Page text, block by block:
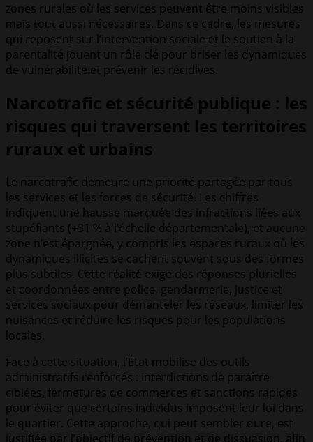
zones rurales où les services peuvent être moins visibles
mais tout aussi nécessaires. Dans ce cadre, les mesures
qui reposent sur l’intervention sociale et le soutien à la
parentalité jouent un rôle clé pour briser les dynamiques
de vulnérabilité et prévenir les récidives.
Narcotrafic et sécurité publique : les
risques qui traversent les territoires
ruraux et urbains
Le narcotrafic demeure une priorité partagée par tous
les services et les forces de sécurité. Les chiffres
indiquent une hausse marquée des infractions liées aux
stupéfiants (+31 % à l’échelle départementale), et aucune
zone n’est épargnée, y compris les espaces ruraux où les
dynamiques illicites se cachent souvent sous des formes
plus subtiles. Cette réalité exige des réponses plurielles
et coordonnées entre police, gendarmerie, justice et
services sociaux pour démanteler les réseaux, limiter les
nuisances et réduire les risques pour les populations
locales.
Face à cette situation, l’État mobilise des outils
administratifs renforcés : interdictions de paraître
ciblées, fermetures de commerces et sanctions rapides
pour éviter que certains individus imposent leur loi dans
le quartier. Cette approche, qui peut sembler dure, est
justifiée par l’objectif de prévention et de dissuasion, afin